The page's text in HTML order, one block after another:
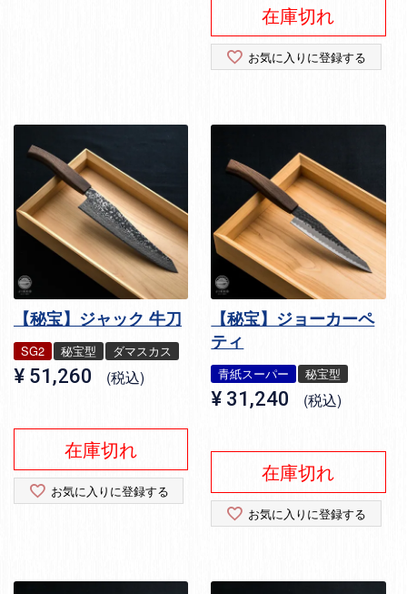
在庫切れ
お気に入りに登録する
【秘宝】ジャック 牛刀
SG2 秘宝型 ダマスカス
¥ 51,260 税込
在庫切れ
お気に入りに登録する
【秘宝】ジョーカーペ
ティ
青紙スーパー 秘宝型
¥ 31,240 税込
在庫切れ
お気に入りに登録する